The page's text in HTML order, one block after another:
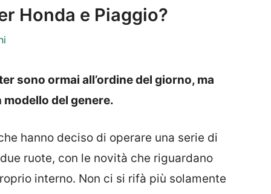
Honda e Piaggio?
sono ormai all’ordine del giorno, ma
del genere.
hanno deciso di operare una serie di
ruote, con le novità che riguardano
interno. Non ci si rifà più solamente